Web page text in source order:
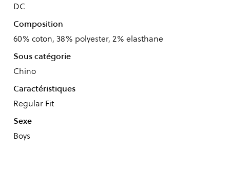
DC
Composition
60% coton, 38% polyester, 2% elasthane
Sous catégorie
Chino
Caractéristiques
Regular Fit
Sexe
Boys